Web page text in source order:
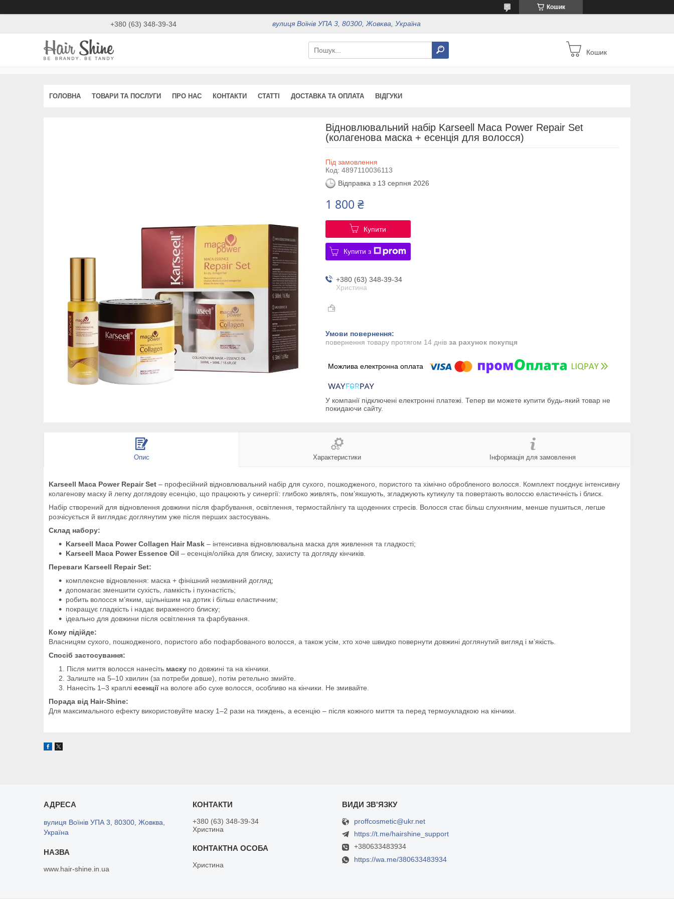
Кошик
+380 (63) 348-39-34 вулиця Воїнів УПА 3, 80300, Жовква, Україна
Кошик
ГОЛОВНА ТОВАРИ ТА ПОСЛУГИ ПРО НАС КОНТАКТИ СТАТТІ ДОСТАВКА ТА ОПЛАТА ВІДГУКИ
Відновлювальний набір Karseell Maca Power Repair Set
(колагенова маска + есенція для волосся)
Під замовлення
Код: 4897110036113
Відправка з 13 серпня 2026
1 800 ₴
Купити
Купити з
+380 (63) 348-39-34
Христина
повернення товару протягом 14 днів за рахунок покупця
У компанії підключені електронні платежі. Тепер ви можете купити будь-який товар не
покидаючи сайту.
Опис Характеристики Інформація для замовлення
Karseell Maca Power Repair Set – професійний відновлювальний набір для сухого, пошкодженого, пористого та хімічно обробленого волосся. Комплект поєднує інтенсивну
колагенову маску й легку доглядову есенцію, що працюють у синергії: глибоко живлять, пом’якшують, згладжують кутикулу та повертають волоссю еластичність і блиск.
Набір створений для відновлення довжини після фарбування, освітлення, термостайлінгу та щоденних стресів. Волосся стає більш слухняним, менше пушиться, легше
розчісується й виглядає доглянутим уже після перших застосувань.
Склад набору:
Karseell Maca Power Collagen Hair Mask – інтенсивна відновлювальна маска для живлення та гладкості;
Karseell Maca Power Essence Oil – есенція/олійка для блиску, захисту та догляду кінчиків.
Переваги Karseell Repair Set:
комплексне відновлення: маска + фінішний незмивний догляд;
допомагає зменшити сухість, ламкість і пухнастість;
робить волосся м’яким, щільнішим на дотик і більш еластичним;
покращує гладкість і надає вираженого блиску;
ідеально для довжини після освітлення та фарбування.
Кому підійде:
Власницям сухого, пошкодженого, пористого або пофарбованого волосся, а також усім, хто хоче швидко повернути довжині доглянутий вигляд і м’якість.
Спосіб застосування:
Після миття волосся нанесіть маску по довжині та на кінчики.
Залиште на 5–10 хвилин (за потреби довше), потім ретельно змийте.
Нанесіть 1–3 краплі есенціїна вологе або сухе волосся, особливо на кінчики. Не змивайте.
Порада від Hair-Shine:
Для максимального ефекту використовуйте маску 1–2 рази на тиждень, а есенцію – після кожного миття та перед термоукладкою на кінчики.
вулиця Воїнів УПА 3, 80300, Жовква,
Україна
www.hair-shine.in.ua
+380 (63) 348-39-34
Христина
Христина
proffcosmetic@ukr.net
https://t.me/hairshine_support
+380633483934
https://wa.me/380633483934